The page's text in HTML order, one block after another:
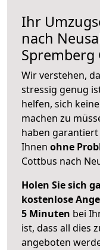
Ihr
nach
Spremberg
Wir verstehen,
stressig genug
helfen, sich
machen zu
haben garantiert
Ihnen ohne
Cottbus nach
Holen Sie sich
kostenlose
5 Minuten bei
ist, dass all dies
angeboten